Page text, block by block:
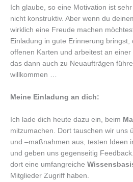
Ich glaube, so eine Motivation ist
nicht konstruktiv. Aber wenn du
wirklich eine Freude machen
Einladung in gute Erinnerung bringst,
offenen Karten und arbeitest an
das dann auch zu Neuaufträgen
willkommen …
Meine Einladung an dich:
Ich lade dich heute dazu ein, beim
mitzumachen. Dort tauschen wir uns
und –maßnahmen aus, testen Ideen
und geben uns gegenseitig
dort eine umfangreiche
Mitglieder Zugriff haben.